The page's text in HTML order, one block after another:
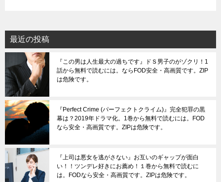
最近の投稿
『この男は人生最大の過ちです』ドＳ男子のがゾクリ！1
話から無料で読むには。ならFOD安全・高画質です。ZIP
は危険です。
『Perfect Crime (パーフェクトクライム)』完全犯罪の黒
幕は？2019年ドラマ化。1巻から無料で読むには。FOD
なら安全・高画質です。ZIPは危険です。
『上司は悪女を逃がさない』お互いのギャップが面白
い！！ツンデレ好きにお薦め！１巻から無料で読むに
は。FODなら安全・高画質です。ZIPは危険です。